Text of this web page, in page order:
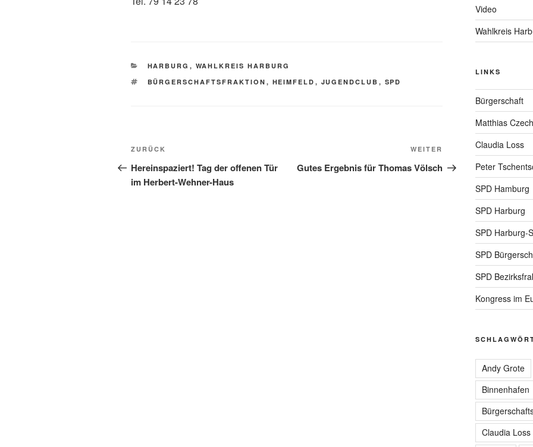
KATEGORIEN
HARBURG , WAHLKREIS HARBURG
SCHLAGWÖRTER
BÜRGERSCHAFTSFRAKTION , HEIMFELD , JUGENDCLUB , SPD
Beitragsnavigation
Vorheriger
Beitrag
ZURÜCK
Hereinspaziert! Tag der offenen Tür
im Herbert-Wehner-Haus
Nächster
Beitrag
WEITER
Gutes Ergebnis für Thomas Völsch
Video
Wahlkreis
LINKS
Bürgerschaft
Matthias Czech
Claudia Loss
Peter
SPD Hamburg
SPD Harburg
SPD Harburg-
SPD
SPD
Kongress im
Andy Grote
Binnenhafen
Claudia Loss